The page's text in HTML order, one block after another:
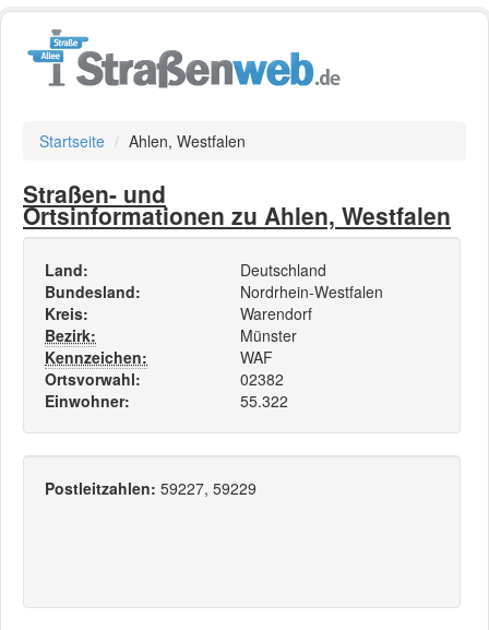
Startseite Ahlen, Westfalen
Straßen- und
Ortsinformationen zu Ahlen, Westfalen
Land:
Deutschland
Bundesland:
Nordrhein-Westfalen
Kreis:
Warendorf
Bezirk:
Münster
Kennzeichen:
WAF
Ortsvorwahl:
02382
Einwohner:
55.322
Postleitzahlen: 59227, 59229